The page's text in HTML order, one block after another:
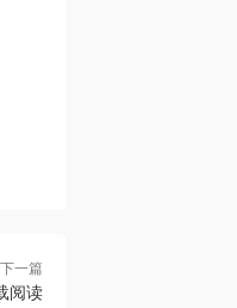
下一篇
阅读